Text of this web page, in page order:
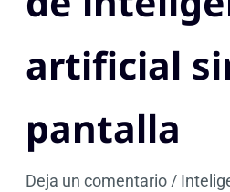
artificial
pantalla
Deja un comentario/